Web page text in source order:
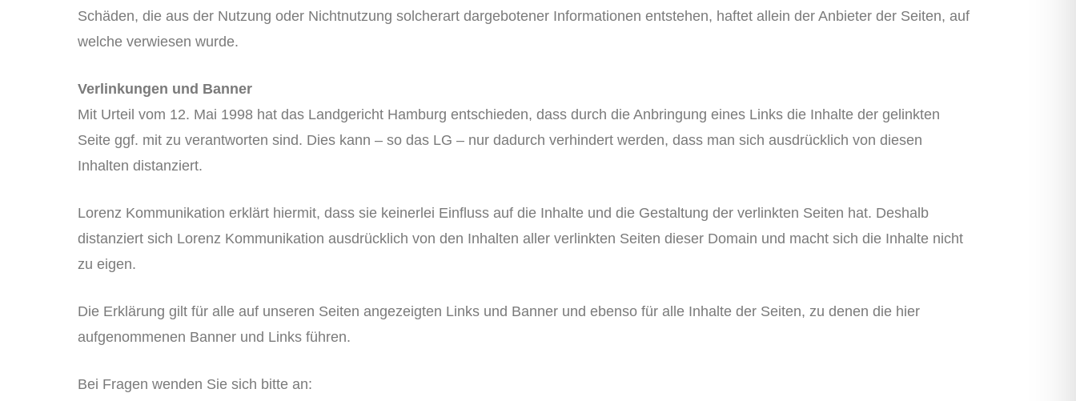
Schäden, die aus der Nutzung oder Nichtnutzung solcherart dargebotener Informationen entstehen, haftet allein der Anbieter der Seiten, auf
welche verwiesen wurde.
Verlinkungen und Banner
Mit Urteil vom 12. Mai 1998 hat das Landgericht Hamburg entschieden, dass durch die Anbringung eines Links die Inhalte der gelinkten
Seite ggf. mit zu verantworten sind. Dies kann – so das LG – nur dadurch verhindert werden, dass man sich ausdrücklich von diesen
Inhalten distanziert.
Lorenz Kommunikation erklärt hiermit, dass sie keinerlei Einfluss auf die Inhalte und die Gestaltung der verlinkten Seiten hat. Deshalb
distanziert sich Lorenz Kommunikation ausdrücklich von den Inhalten aller verlinkten Seiten dieser Domain und macht sich die Inhalte nicht
zu eigen.
Die Erklärung gilt für alle auf unseren Seiten angezeigten Links und Banner und ebenso für alle Inhalte der Seiten, zu denen die hier
aufgenommenen Banner und Links führen.
Bei Fragen wenden Sie sich bitte an: